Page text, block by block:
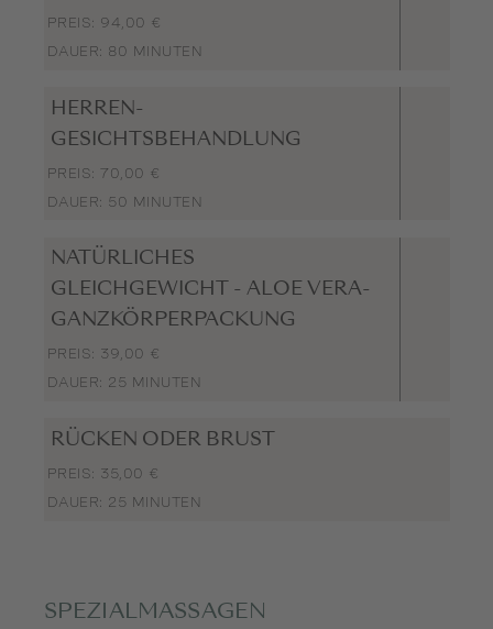
PREIS: 94,00 €
DAUER: 80 MINUTEN
HERREN-
GESICHTSBEHANDLUNG
PREIS: 70,00 €
DAUER: 50 MINUTEN
NATÜRLICHES
GLEICHGEWICHT - ALOE VERA-
GANZKÖRPERPACKUNG
PREIS: 39,00 €
DAUER: 25 MINUTEN
RÜCKEN ODER BRUST
PREIS: 35,00 €
DAUER: 25 MINUTEN
SPEZIALMASSAGEN